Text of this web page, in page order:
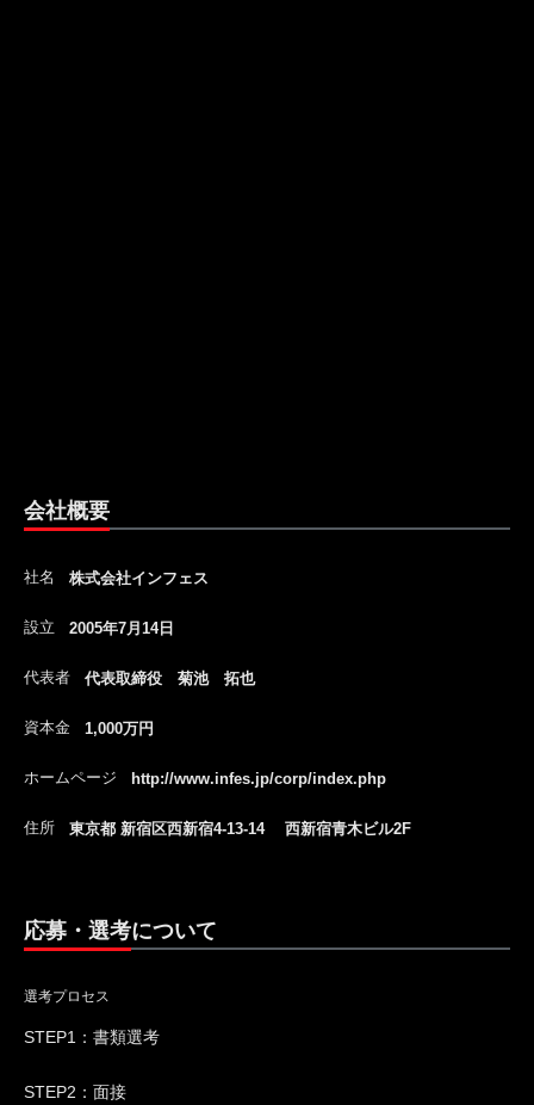
会社概要
社名 株式会社インフェス
設立 2005年7月14日
代表者 代表取締役 菊池 拓也
資本金 1,000万円
ホームページ http://www.infes.jp/corp/index.php
住所 東京都 新宿区西新宿4-13-14 西新宿青木ビル2F
応募・選考について
選考プロセス
STEP1：書類選考
STEP2：面接